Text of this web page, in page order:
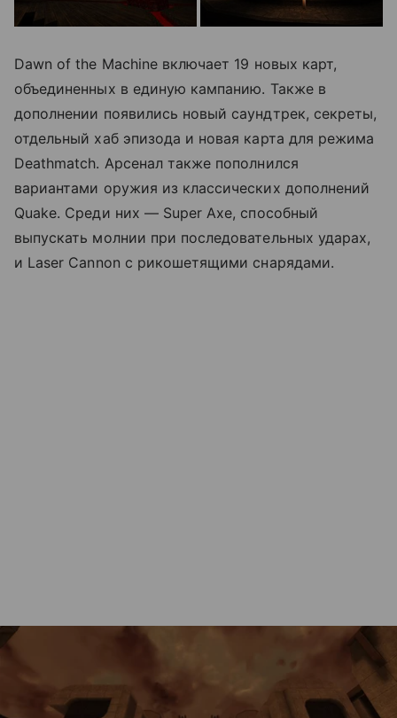
Dawn of the Machine включает 19 новых карт,
объединенных в единую кампанию. Также в
дополнении появились новый саундтрек, секреты,
отдельный хаб эпизода и новая карта для режима
Deathmatch. Арсенал также пополнился
вариантами оружия из классических дополнений
Quake. Среди них — Super Axe, способный
выпускать молнии при последовательных ударах,
и Laser Cannon с рикошетящими снарядами.